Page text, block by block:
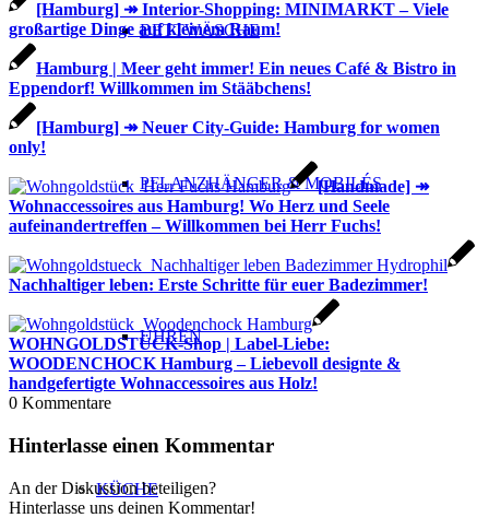
BETTWÄSCHE
PFLANZHÄNGER & MOBILÉS
UHREN
KÜCHE
[Hamburg] ↠ Interior-Shopping: MINIMARKT – Viele
großartige Dinge auf kleinem Raum!
Hamburg | Meer geht immer! Ein neues Café & Bistro in
Eppendorf! Willkommen im Stääbchens!
[Hamburg] ↠ Neuer City-Guide: Hamburg for women
only!
[Handmade] ↠
Wohnaccessoires aus Hamburg! Wo Herz und Seele
aufeinandertreffen – Willkommen bei Herr Fuchs!
Nachhaltiger leben: Erste Schritte für euer Badezimmer!
WOHNGOLDSTÜCK-Shop | Label-Liebe:
WOODENCHOCK Hamburg – Liebevoll designte &
handgefertigte Wohnaccessoires aus Holz!
0 Kommentare
Hinterlasse einen Kommentar
An der Diskussion beteiligen?
Hinterlasse uns deinen Kommentar!